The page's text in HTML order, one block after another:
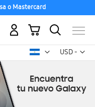
o Mastercard
USD -
dólar
Mi carrito